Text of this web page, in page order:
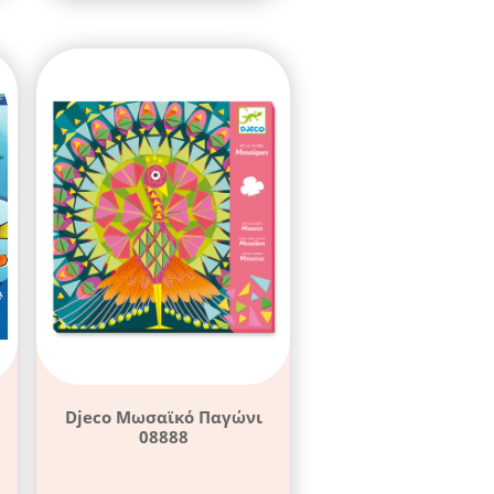
Djeco Μωσαϊκό Παγώνι
08888